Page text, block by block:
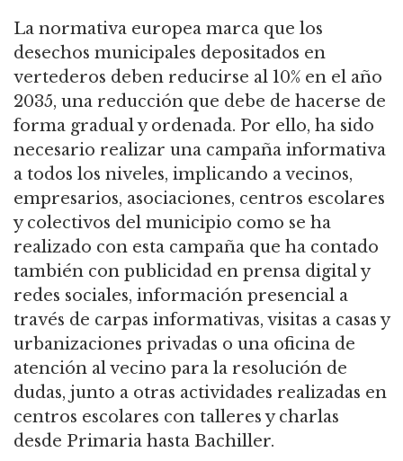
La normativa europea marca que los
desechos municipales depositados en
vertederos deben reducirse al 10% en el año
2035, una reducción que debe de hacerse de
forma gradual y ordenada. Por ello, ha sido
necesario realizar una campaña informativa
a todos los niveles, implicando a vecinos,
empresarios, asociaciones, centros escolares
y colectivos del municipio como se ha
realizado con esta campaña que ha contado
también con publicidad en prensa digital y
redes sociales, información presencial a
través de carpas informativas, visitas a casas y
urbanizaciones privadas o una oficina de
atención al vecino para la resolución de
dudas, junto a otras actividades realizadas en
centros escolares con talleres y charlas
desde Primaria hasta Bachiller.